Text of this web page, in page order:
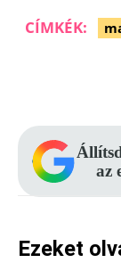
CÍMKÉK:
az
Ezeket